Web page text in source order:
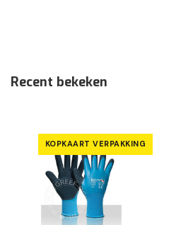
Recent bekeken
KOPKAART VERPAKKING